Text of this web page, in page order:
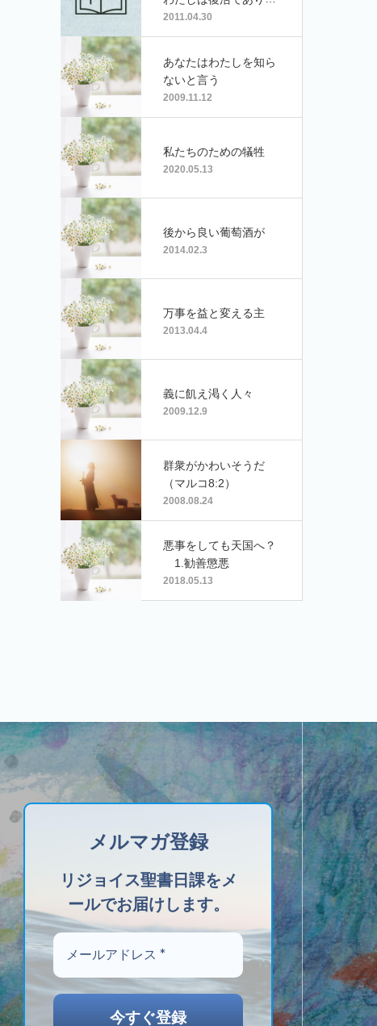
命である
2011.04.30
あなたはわたしを知ら
ないと言う
2009.11.12
私たちのための犠牲
2020.05.13
後から良い葡萄酒が
2014.02.3
万事を益と変える主
2013.04.4
義に飢え渇く人々
2009.12.9
群衆がかわいそうだ
（マルコ8:2）
2008.08.24
悪事をしても天国へ？
1.勧善懲悪
2018.05.13
メルマガ登録
リジョイス聖書日課をメ
ールでお届けします。